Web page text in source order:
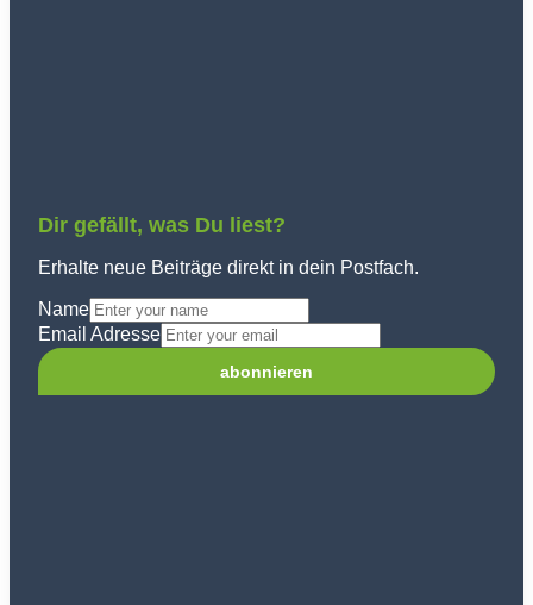
Dir gefällt, was Du liest?
Erhalte neue Beiträge direkt in dein Postfach.
Name
Email Adresse